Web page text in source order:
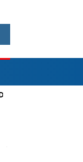
Madiun Sebut